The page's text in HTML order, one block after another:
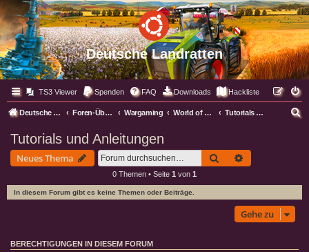
Deutsche Landratten
TS3 Viewer Spenden FAQ Downloads Hackliste
Deutsche Landratten Foren-Übersicht Wargaming World of Warplanes WoWP Tutorials und Anleitungen
Tutorials und Anleitungen
Neues Thema Suche
0 Themen • Seite 1 von 1
In diesem Forum gibt es keine Themen oder Beiträge.
Gehe zu
BERECHTIGUNGEN IN DIESEM FORUM